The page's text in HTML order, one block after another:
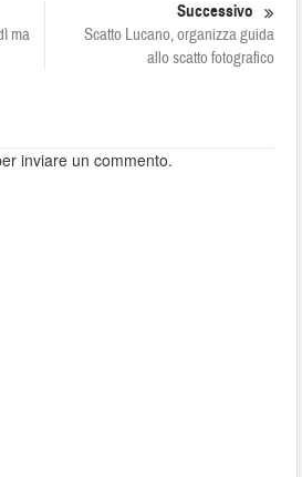
ma
Successivo
Scatto Lucano, organizza guida
allo scatto fotografico
inviare un commento.